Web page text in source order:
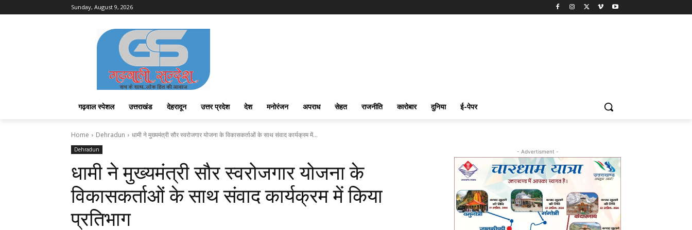
Sunday, August 9, 2026
गढ़वाल स्पेशल उत्तराखंड देहरादून उत्तर प्रदेश देश मनोरंजन अपराध सेहत राजनीति कारोबार दुनिया ई-पेपर
Home Dehradun धामी ने मुख्यमंत्री सौर स्वरोजगार योजना के विकासकर्ताओं के साथ संवाद कार्यक्रम में...
Dehradun
धामी ने मुख्यमंत्री सौर स्वरोजगार योजना के
विकासकर्ताओं के साथ संवाद कार्यक्रम में किया
प्रतिभाग
- Advertisment -